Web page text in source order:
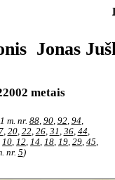
 Jonas
metais
m. nr. 88, 90, 92, 94,
, 20, 22, 26, 31 , 36, 44,
10, 12, 14, 18, 19, 29, 45,
nr. 5)